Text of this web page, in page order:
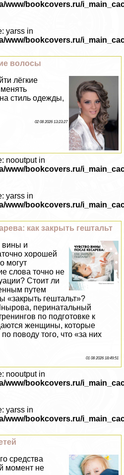
www/bookcovers.ru/
yarss in
www/bookcovers.ru/
волосы
лёгкие
стиль одежды,
02 08 2026 13:23:27
nooutput in
www/bookcovers.ru/
yarss in
www/bookcovers.ru/
как закрыть гештальт
вины и
хорошей
могут
слова точно не
Стоит ли
путем
«закрыть гештальт»?
перинатальный
по подготовке к
женщины, которые
поводу того, что «за них
01 08 2026 18:49:51
nooutput in
www/bookcovers.ru/
yarss in
www/bookcovers.ru/
средства
момент не